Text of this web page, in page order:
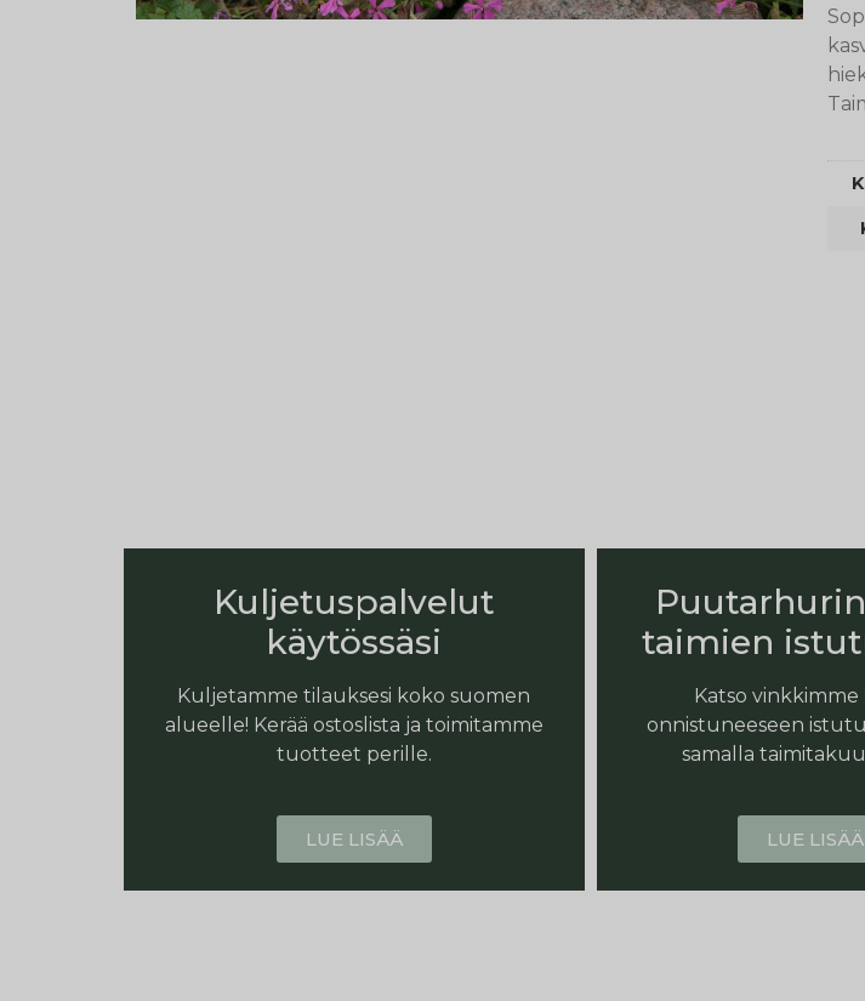
Kuljetuspalvelut
käytössäsi
Kuljetamme tilauksesi koko suomen
alueelle! Kerää ostoslista ja toimitamme
tuotteet perille.
LUE LISÄÄ
taimien
Katso vinkkimme
onnistuneeseen
samalla
LUE LISÄÄ